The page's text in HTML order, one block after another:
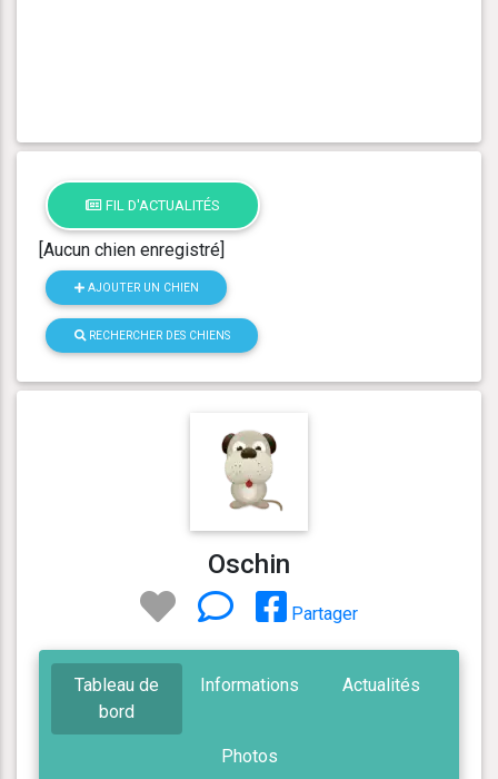
FIL D'ACTUALITÉS
[Aucun chien enregistré]
AJOUTER UN CHIEN
RECHERCHER DES CHIENS
Oschin
Partager
Tableau de
bord
Informations Actualités
Photos